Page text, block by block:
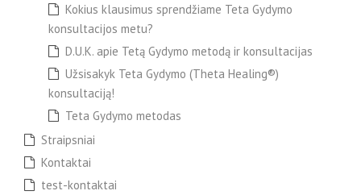
Kokius klausimus sprendžiame Teta Gydymo
konsultacijos metu?
D.U.K. apie Tetą Gydymo metodą ir konsultacijas
Užsisakyk Teta Gydymo (Theta Healing®)
konsultaciją!
Teta Gydymo metodas
Straipsniai
Kontaktai
test-kontaktai